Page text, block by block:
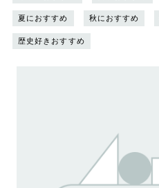
夏におすすめ 秋におすすめ
歴史好きおすすめ